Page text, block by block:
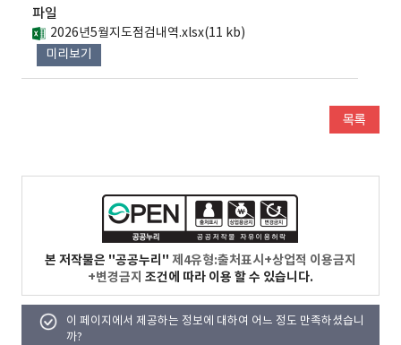
파일
2026년5월지도점검내역.xlsx(11 kb)
미리보기
본 저작물은 "공공누리" 제4유형:출처표시+상업적 이용금지
+변경금지 조건에 따라 이용 할 수 있습니다.
이 페이지에서 제공하는 정보에 대하여 어느 정도 만족하셨습니
까?